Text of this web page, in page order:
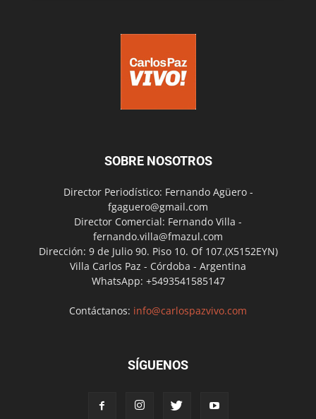
SOBRE NOSOTROS
Director Periodístico: Fernando Agüero -
fgaguero@gmail.com
Director Comercial: Fernando Villa -
fernando.villa@fmazul.com
Dirección: 9 de Julio 90. Piso 10. Of 107.(X5152EYN)
Villa Carlos Paz - Córdoba - Argentina
WhatsApp: +5493541585147
Contáctanos: info@carlospazvivo.com
SÍGUENOS